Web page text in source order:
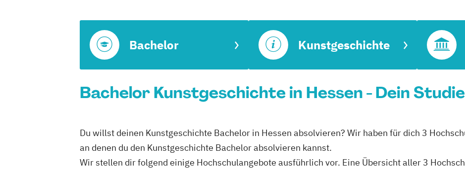
Bachelor Kunstgeschichte
Bachelor Kunstgeschichte in Hessen - Dein
Du willst deinen Kunstgeschichte Bachelor in Hessen absolvieren? Wir haben für dich 3
an denen du den Kunstgeschichte Bachelor absolvieren kannst.
Wir stellen dir folgend einige Hochschulangebote ausführlich vor. Eine Übersicht aller 3